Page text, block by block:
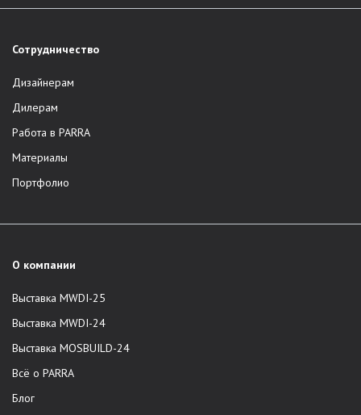
Сотрудничество
Дизайнерам
Дилерам
Работа в PARRA
Материалы
Портфолио
О компании
Выставка MWDI-25
Выставка MWDI-24
Выставка MOSBUILD-24
Всё о PARRA
Блог